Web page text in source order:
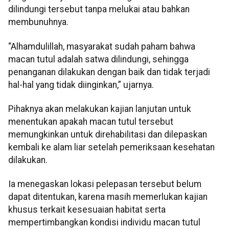
dilindungi tersebut tanpa melukai atau bahkan
membunuhnya.
“Alhamdulillah, masyarakat sudah paham bahwa
macan tutul adalah satwa dilindungi, sehingga
penanganan dilakukan dengan baik dan tidak terjadi
hal-hal yang tidak diinginkan,” ujarnya.
Pihaknya akan melakukan kajian lanjutan untuk
menentukan apakah macan tutul tersebut
memungkinkan untuk direhabilitasi dan dilepaskan
kembali ke alam liar setelah pemeriksaan kesehatan
dilakukan.
Ia menegaskan lokasi pelepasan tersebut belum
dapat ditentukan, karena masih memerlukan kajian
khusus terkait kesesuaian habitat serta
mempertimbangkan kondisi individu macan tutul